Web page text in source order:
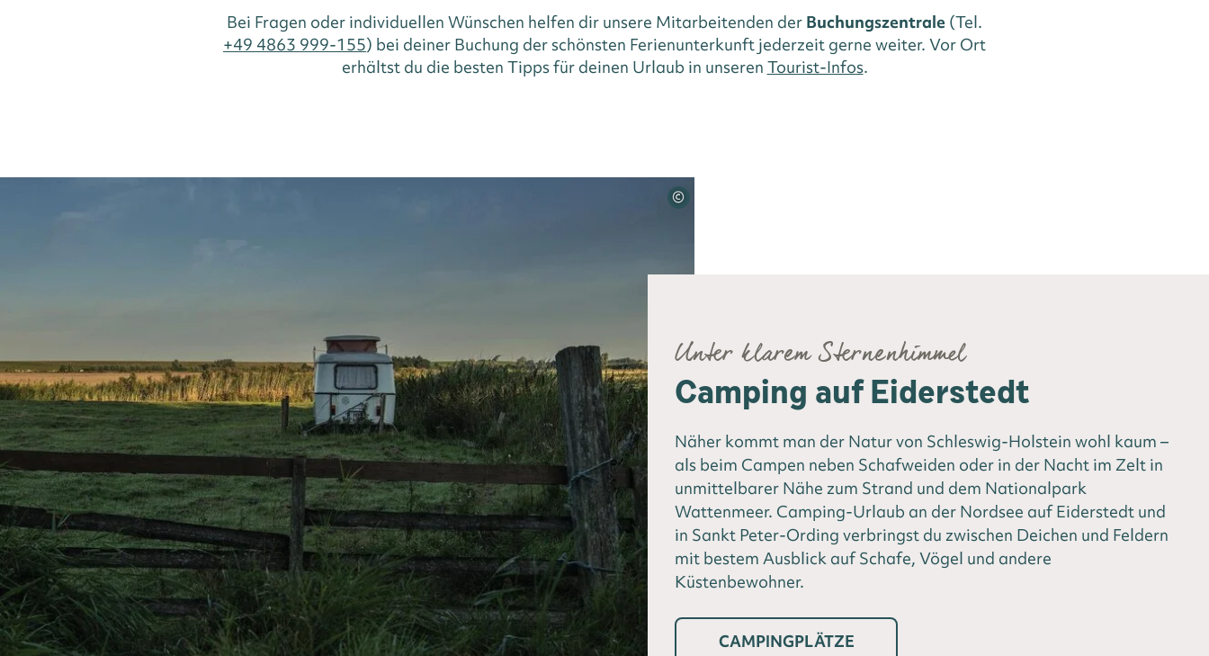
Bei Fragen oder individuellen Wünschen helfen dir unsere Mitarbeitenden der Buchungszentrale (Tel.
+49 4863 999-155) bei deiner Buchung der schönsten Ferienunterkunft jederzeit gerne weiter. Vor Ort
erhältst du die besten Tipps für deinen Urlaub in unseren Tourist-Infos.
©
Unter klarem Sternenhimmel
Camping auf Eiderstedt
Näher kommt man der Natur von Schleswig-Holstein wohl kaum –
als beim Campen neben Schafweiden oder in der Nacht im Zelt in
unmittelbarer Nähe zum Strand und dem Nationalpark
Wattenmeer. Camping-Urlaub an der Nordsee auf Eiderstedt und
in Sankt Peter-Ording verbringst du zwischen Deichen und Feldern
mit bestem Ausblick auf Schafe, Vögel und andere
Küstenbewohner.
CAMPINGPLÄTZE